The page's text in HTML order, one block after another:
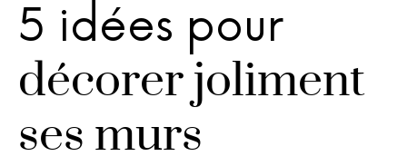
5 idées pour
décorer joliment
ses murs